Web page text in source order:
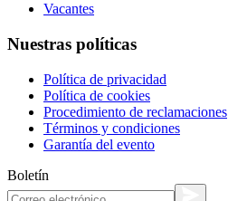
Vacantes
Nuestras políticas
Política de privacidad
Política de cookies
Procedimiento de reclamaciones
Términos y condiciones
Garantía del evento
Boletín